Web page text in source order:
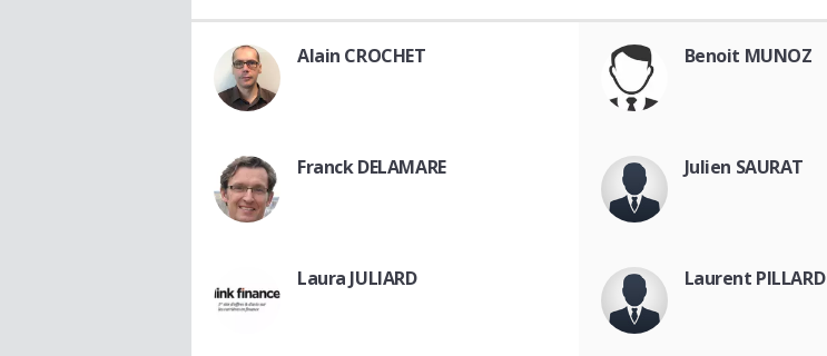
Alain CROCHET Benoit MUNOZ
Franck DELAMARE Julien SAURAT
Laura JULIARD Laurent PILLARD